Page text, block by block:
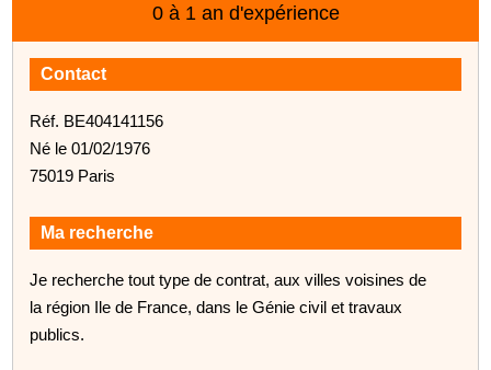
0 à 1 an d'expérience
Contact
Réf. BE404141156
Né le 01/02/1976
75019 Paris
Ma recherche
Je recherche tout type de contrat, aux villes voisines de
la région Ile de France, dans le Génie civil et travaux
publics.